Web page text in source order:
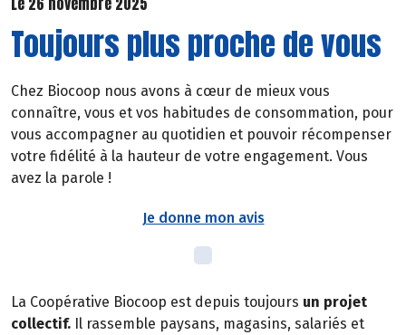
Toujours plus proche de vous
Chez Biocoop nous avons à cœur de mieux vous
connaître, vous et vos habitudes de consommation, pour
vous accompagner au quotidien et pouvoir récompenser
votre fidélité à la hauteur de votre engagement. Vous
avez la parole !
Je donne mon avis
La Coopérative Biocoop est depuis toujours un projet
collectif. Il rassemble paysans, magasins, salariés et